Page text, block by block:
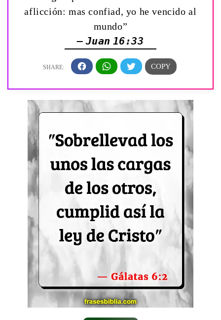
aflicción: mas confiad, yo he vencido al
mundo”
— Juan 16:33